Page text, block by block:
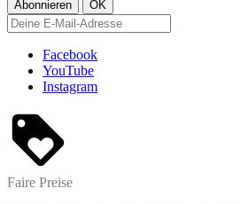
Facebook
YouTube
Instagram
Faire Preise